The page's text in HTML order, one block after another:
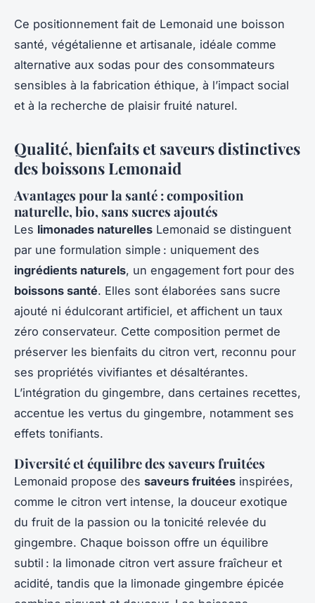
Ce positionnement fait de Lemonaid une boisson
santé, végétalienne et artisanale, idéale comme
alternative aux sodas pour des consommateurs
sensibles à la fabrication éthique, à l’impact social
et à la recherche de plaisir fruité naturel.
Qualité, bienfaits et saveurs distinctives
des boissons Lemonaid
Avantages pour la santé : composition
naturelle, bio, sans sucres ajoutés
Les limonades naturelles Lemonaid se distinguent
par une formulation simple : uniquement des
ingrédients naturels, un engagement fort pour des
boissons santé. Elles sont élaborées sans sucre
ajouté ni édulcorant artificiel, et affichent un taux
zéro conservateur. Cette composition permet de
préserver les bienfaits du citron vert, reconnu pour
ses propriétés vivifiantes et désaltérantes.
L’intégration du gingembre, dans certaines recettes,
accentue les vertus du gingembre, notamment ses
effets tonifiants.
Diversité et équilibre des saveurs fruitées
Lemonaid propose des saveurs fruitées inspirées,
comme le citron vert intense, la douceur exotique
du fruit de la passion ou la tonicité relevée du
gingembre. Chaque boisson offre un équilibre
subtil : la limonade citron vert assure fraîcheur et
acidité, tandis que la limonade gingembre épicée